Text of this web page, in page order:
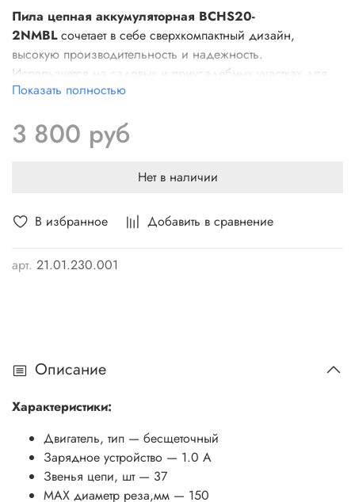
В избранное Добавить в сравнение
арт. 21.01.230.001
Пила цепная аккумуляторная BCHS20-
2NMBL сочетает в себе сверхкомпактный дизайн,
высокую производительность и надежность.
Используется на садовых и приусадебных участках для
распила стволов, веток деревьев, бревен и других
продольном, так и в поперечном направлении. Скорость
пиления 6м/сек при работе с сучьями среднего
Показать полностью
3 800 руб
Нет в наличии
Описание
Характеристики:
Двигатель, тип — бесщеточный
Зарядное устройство — 1.0 А
Звенья цепи, шт — 37
MAX диаметр реза,мм — 150